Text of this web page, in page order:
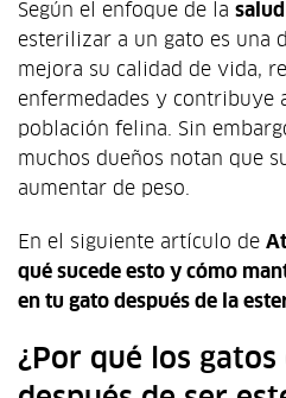
Según el enfoque de la
esterilizar a un gato es una
mejora su calidad de vida,
enfermedades y contribuye
población felina. Sin
muchos dueños notan que
aumentar de peso.
En el siguiente artículo de
qué sucede esto y cómo
en tu gato después de la
¿Por qué los gatos